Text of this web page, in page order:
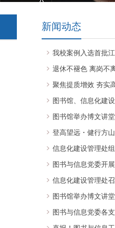
新闻动态
我校案例入选首批
退休不褪色 离岗不
聚焦提质增效 夯实
图书馆、信息化建
图书馆举办博文讲
登高望远・健行方
信息化建设管理处
图书与信息党委开
信息化建设管理处
图书馆举办博文讲
图书与信息党委各